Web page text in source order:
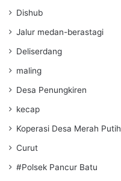
Dishub
Jalur medan-berastagi
Deliserdang
maling
Desa Penungkiren
kecap
Koperasi Desa Merah Putih
Curut
#Polsek Pancur Batu